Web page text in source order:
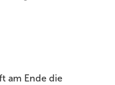
am Ende die